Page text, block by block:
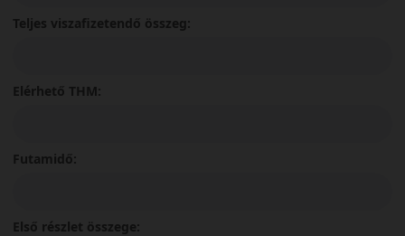
Teljes viszafizetendő összeg:
Elérhető THM:
Futamidő:
Első részlet összege: